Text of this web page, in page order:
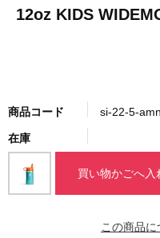
12oz KIDS
商品コード si-22-5-amn
在庫
買い物かごへ入
この商品